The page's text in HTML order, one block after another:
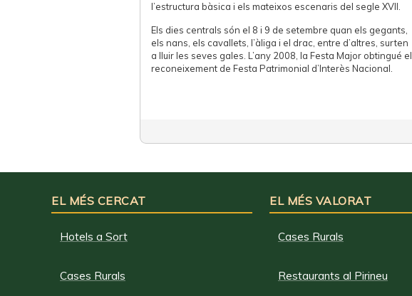
l’estructura bàsica i els mateixos escenaris del segle XVII.
Els dies centrals són el 8 i 9 de setembre quan els gegants,
els nans, els cavallets, l’àliga i el drac, entre d’altres, surten
a lluir les seves gales. L’any 2008, la Festa Major obtingué el
reconeixement de Festa Patrimonial d’Interès Nacional.
EL MÉS CERCAT
Hotels a Sort
Cases Rurals
EL MÉS VALORAT
Cases Rurals
Restaurants al Pirineu